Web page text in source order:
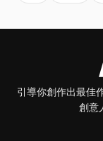
引導你創作出最佳
創意